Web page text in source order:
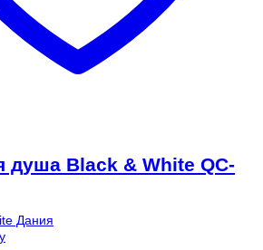
душа Black & White QC-
Дания